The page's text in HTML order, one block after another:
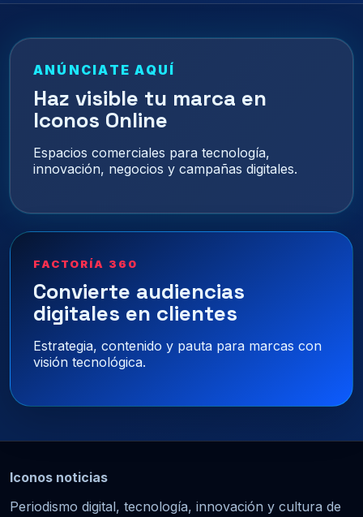
ANÚNCIATE AQUÍ
Haz visible tu marca en
Iconos Online
Espacios comerciales para tecnología,
innovación, negocios y campañas digitales.
FACTORÍA 360
Convierte audiencias
digitales en clientes
Estrategia, contenido y pauta para marcas con
visión tecnológica.
Iconos noticias
Periodismo digital, tecnología, innovación y cultura de